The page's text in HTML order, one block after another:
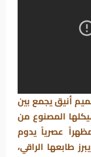
أنيق يجمع بين
المصنوع من
عصرياً يدوم
طابعها الراقي،